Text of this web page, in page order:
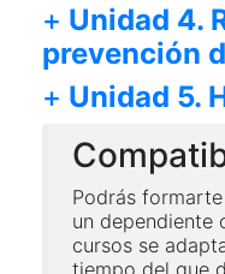
+ Unidad 4.
prevención
+ Unidad 5.
Podrás
un dependiente
cursos se
tiempo del que